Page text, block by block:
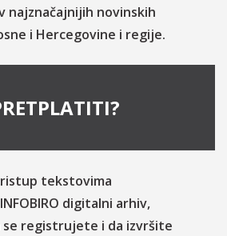
najznačajnijih novinskih
i Hercegovine i regije.
tekstovima
digitalni arhiv,
registrujete i da izvršite